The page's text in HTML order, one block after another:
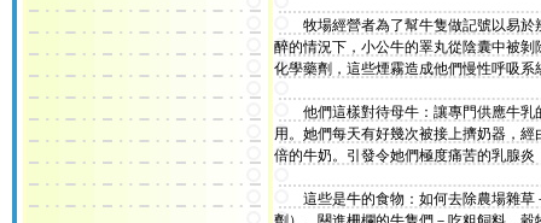
牧場經營者為了幫牛隻做記號以易於
醉的情況下，小公牛的睪丸從陰囊中被
化學藥劑，這些煙霧造成他們慢性呼吸
他們這樣對待母牛：讓專門供應牛乳
用。她們每天有好幾次被接上擠奶器，
倍的牛奶。引發令她們極度痛苦的乳腺炎
這些是牛的食物：如何去除農場雜草